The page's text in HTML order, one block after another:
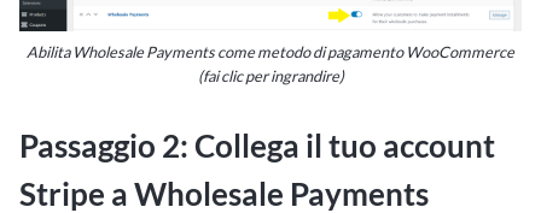
Abilita Wholesale Payments come metodo di pagamento WooCommerce
(fai clic per ingrandire)
Passaggio 2: Collega il tuo account
Stripe a Wholesale Payments